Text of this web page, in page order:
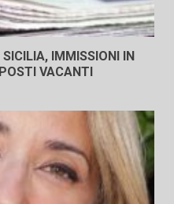
IMMISSIONI IN
VACANTI